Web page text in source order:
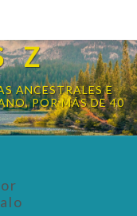
Z
ANCESTRALES E
POR MÁS DE 40